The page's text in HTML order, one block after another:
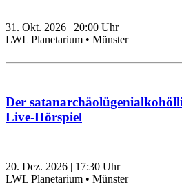
31. Okt. 2026 | 20:00 Uhr
LWL Planetarium • Münster
Der
Live-Hörspiel
20. Dez. 2026 | 17:30 Uhr
LWL Planetarium • Münster